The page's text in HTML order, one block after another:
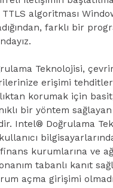
algoritması
farklı bir
Teknolojisi,
erişimi
korumak için
bir yöntem
Intel® Doğrulama
kurumlarına ve
tabanlı kanıt
açma girişimi